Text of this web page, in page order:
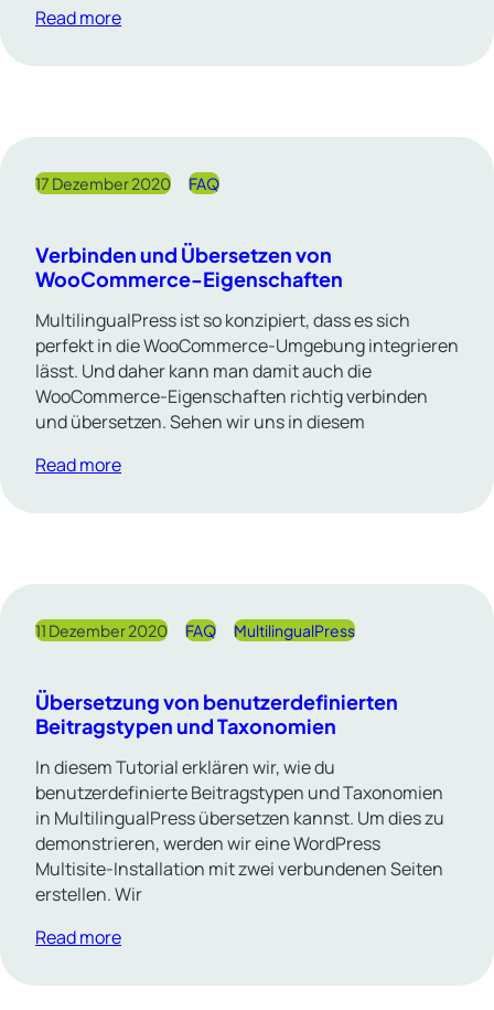
Read more
17 Dezember 2020 FAQ
Verbinden und Übersetzen von
WooCommerce-Eigenschaften
MultilingualPress ist so konzipiert, dass es sich
perfekt in die WooCommerce-Umgebung integrieren
lässt. Und daher kann man damit auch die
WooCommerce-Eigenschaften richtig verbinden
und übersetzen. Sehen wir uns in diesem
Read more
11 Dezember 2020 FAQ MultilingualPress
Übersetzung von benutzerdefinierten
Beitragstypen und Taxonomien
In diesem Tutorial erklären wir, wie du
benutzerdefinierte Beitragstypen und Taxonomien
in MultilingualPress übersetzen kannst. Um dies zu
demonstrieren, werden wir eine WordPress
Multisite-Installation mit zwei verbundenen Seiten
erstellen. Wir
Read more